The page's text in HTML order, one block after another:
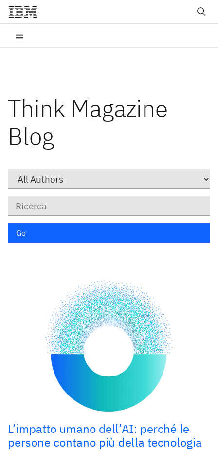
Think Magazine
Blog
chiave
Go
L’impatto umano dell’AI: perché le
persone contano più della tecnologia